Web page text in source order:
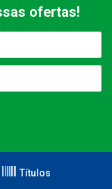
ofertas!
Títulos